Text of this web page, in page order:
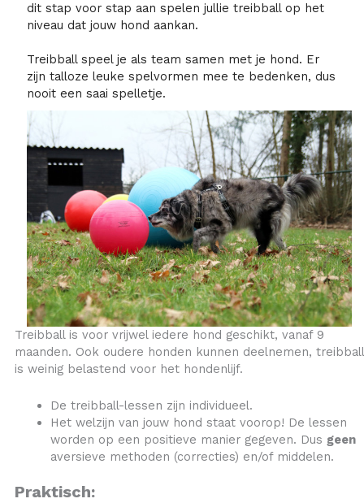
dit stap voor stap aan spelen jullie treibball op het
niveau dat jouw hond aankan.
Treibball speel je als team samen met je hond. Er
zijn talloze leuke spelvormen mee te bedenken, dus
nooit een saai spelletje.
Treibball is voor vrijwel iedere hond geschikt, vanaf 9
maanden. Ook oudere honden kunnen deelnemen, treibball
is weinig belastend voor het hondenlijf.
De treibball-lessen zijn individueel.
Het welzijn van jouw hond staat voorop! De lessen
worden op een positieve manier gegeven. Dus geen
aversieve methoden (correcties) en/of middelen.
Praktisch: